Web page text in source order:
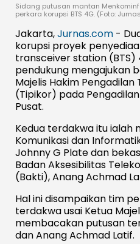
Sidang putusan mantan
perkara korupsi BTS 4G. (Foto:
Jakarta,Jurnas.com -
korupsi proyek
transceiver station
pendukung mengajukan
Majelis Hakim Pengadilan
(Tipikor) pada
Pusat.
Kedua terdakwa itu ialah
Komunikasi dan
Johnny G Plate dan
Badan Aksesibilitas
(Bakti), Anang Achmad
Hal ini disampaikan tim
terdakwa usai Ketua
membacakan putusan
dan Anang Achmad Latif.